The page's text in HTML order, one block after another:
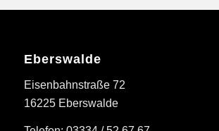
Eberswalde
Eisenbahnstraße 72
16225 Eberswalde